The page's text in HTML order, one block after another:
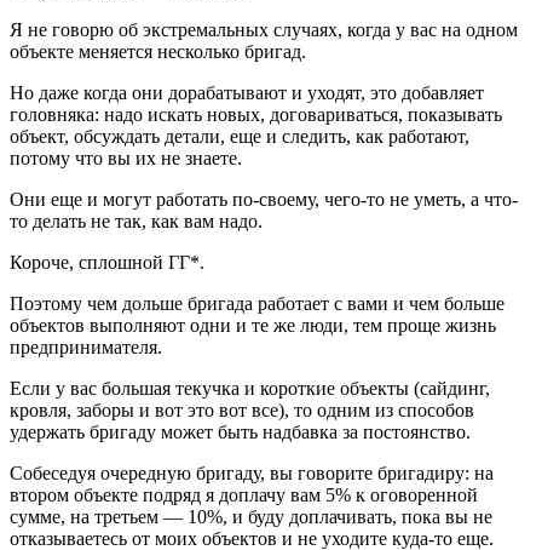
Я не говорю об экстремальных случаях, когда у вас на одном
объекте меняется несколько бригад.
Но даже когда они дорабатывают и уходят, это добавляет
головняка: надо искать новых, договариваться, показывать
объект, обсуждать детали, еще и следить, как работают,
потому что вы их не знаете.
Они еще и могут работать по-своему, чего-то не уметь, а что-
то делать не так, как вам надо.
Короче, сплошной ГГ*.
Поэтому чем дольше бригада работает с вами и чем больше
объектов выполняют одни и те же люди, тем проще жизнь
предпринимателя.
Если у вас большая текучка и короткие объекты (сайдинг,
кровля, заборы и вот это вот все), то одним из способов
удержать бригаду может быть надбавка за постоянство.
Собеседуя очередную бригаду, вы говорите бригадиру: на
втором объекте подряд я доплачу вам 5% к оговоренной
сумме, на третьем — 10%, и буду доплачивать, пока вы не
отказываетесь от моих объектов и не уходите куда-то еще.